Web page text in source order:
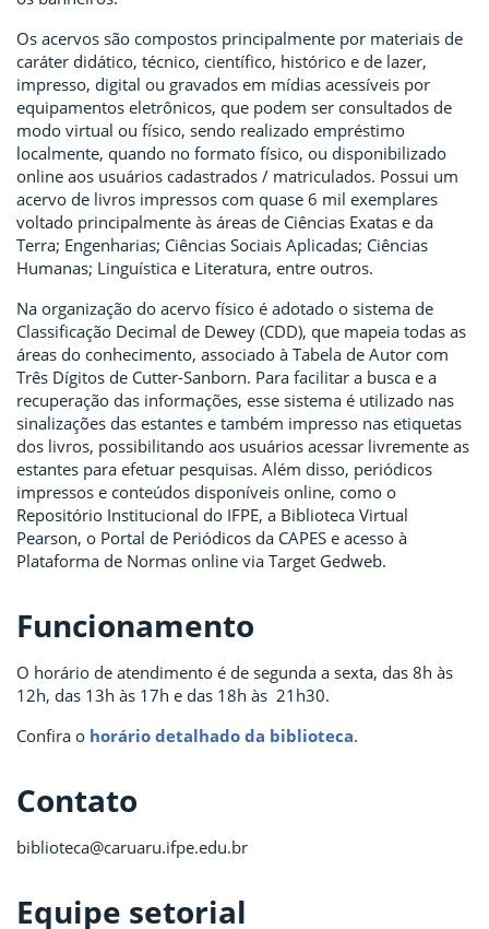
Os acervos são compostos principalmente por materiais de
caráter didático, técnico, científico, histórico e de lazer,
impresso, digital ou gravados em mídias acessíveis por
equipamentos eletrônicos, que podem ser consultados de
modo virtual ou físico, sendo realizado empréstimo
localmente, quando no formato físico, ou disponibilizado
online aos usuários cadastrados / matriculados. Possui um
acervo de livros impressos com quase 6 mil exemplares
voltado principalmente às áreas de Ciências Exatas e da
Terra; Engenharias; Ciências Sociais Aplicadas; Ciências
Humanas; Linguística e Literatura, entre outros.
Na organização do acervo físico é adotado o sistema de
Classificação Decimal de Dewey (CDD), que mapeia todas as
áreas do conhecimento, associado à Tabela de Autor com
Três Dígitos de Cutter-Sanborn. Para facilitar a busca e a
recuperação das informações, esse sistema é utilizado nas
sinalizações das estantes e também impresso nas etiquetas
dos livros, possibilitando aos usuários acessar livremente as
estantes para efetuar pesquisas. Além disso, periódicos
impressos e conteúdos disponíveis online, como o
Repositório Institucional do IFPE, a Biblioteca Virtual
Pearson, o Portal de Periódicos da CAPES e acesso à
Plataforma de Normas online via Target Gedweb.
Funcionamento
O horário de atendimento é de segunda a sexta, das 8h às
12h, das 13h às 17h e das 18h às 21h30.
Confira o horário detalhado da biblioteca.
Contato
biblioteca@caruaru.ifpe.edu.br
Equipe setorial